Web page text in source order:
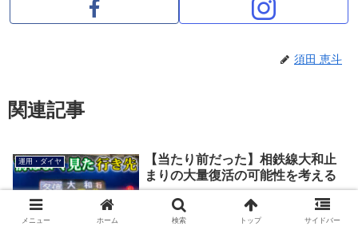
須田 恵斗
関連記事
運用・ダイヤ
【当たり前だった】相鉄線大和止
まりの大量復活の可能性を考える
メニュー ホーム 検索 トップ サイドバー